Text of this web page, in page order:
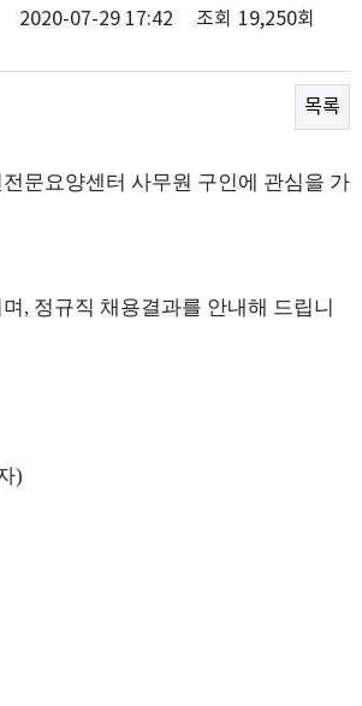
2020-07-29 17:42 조회 19,250회
목록
문요양센터 사무원 구인에 관심을 가
, 정규직 채용결과를 안내해 드립니
)